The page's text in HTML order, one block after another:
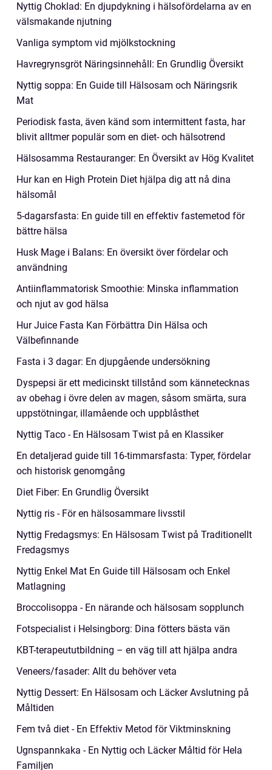
Nyttig Choklad: En djupdykning i hälsofördelarna av en
välsmakande njutning
Vanliga symptom vid mjölkstockning
Havregrynsgröt Näringsinnehåll: En Grundlig Översikt
Nyttig soppa: En Guide till Hälsosam och Näringsrik
Mat
Periodisk fasta, även känd som intermittent fasta, har
blivit alltmer populär som en diet- och hälsotrend
Hälsosamma Restauranger: En Översikt av Hög Kvalitet
Hur kan en High Protein Diet hjälpa dig att nå dina
hälsomål
5-dagarsfasta: En guide till en effektiv fastemetod för
bättre hälsa
Husk Mage i Balans: En översikt över fördelar och
användning
Antiinflammatorisk Smoothie: Minska inflammation
och njut av god hälsa
Hur Juice Fasta Kan Förbättra Din Hälsa och
Välbefinnande
Fasta i 3 dagar: En djupgående undersökning
Dyspepsi är ett medicinskt tillstånd som kännetecknas
av obehag i övre delen av magen, såsom smärta, sura
uppstötningar, illamående och uppblåsthet
Nyttig Taco - En Hälsosam Twist på en Klassiker
En detaljerad guide till 16-timmarsfasta: Typer, fördelar
och historisk genomgång
Diet Fiber: En Grundlig Översikt
Nyttig ris - För en hälsosammare livsstil
Nyttig Fredagsmys: En Hälsosam Twist på Traditionellt
Fredagsmys
Nyttig Enkel Mat En Guide till Hälsosam och Enkel
Matlagning
Broccolisoppa - En närande och hälsosam sopplunch
Fotspecialist i Helsingborg: Dina fötters bästa vän
KBT-terapeututbildning – en väg till att hjälpa andra
Veneers/fasader: Allt du behöver veta
Nyttig Dessert: En Hälsosam och Läcker Avslutning på
Måltiden
Fem två diet - En Effektiv Metod för Viktminskning
Ugnspannkaka - En Nyttig och Läcker Måltid för Hela
Familjen